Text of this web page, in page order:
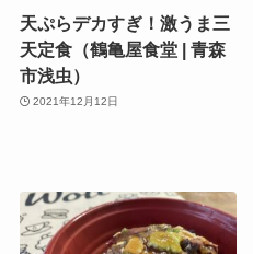
天ぷらデカすぎ！激うま三
天定食（鶴亀屋食堂 | 青森
市浅虫）
2021年12月12日